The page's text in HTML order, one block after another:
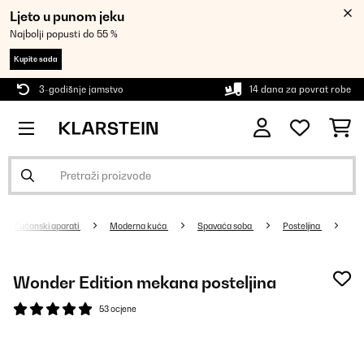
Ljeto u punom jeku
Najbolji popusti do 55 %
Kupite sada
3-godišnje jamstvo 14 dana za povrat robe
Kućanski aparati Moderna kuća Spavaća soba Posteljina
Wonder Edition mekana posteljina
53 ocjene